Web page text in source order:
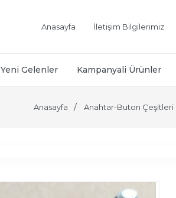
Anasayfa İletişim Bilgilerimiz
Yeni Gelenler Kampanyali Ürünler
Anasayfa Anahtar-Buton Çeşitleri